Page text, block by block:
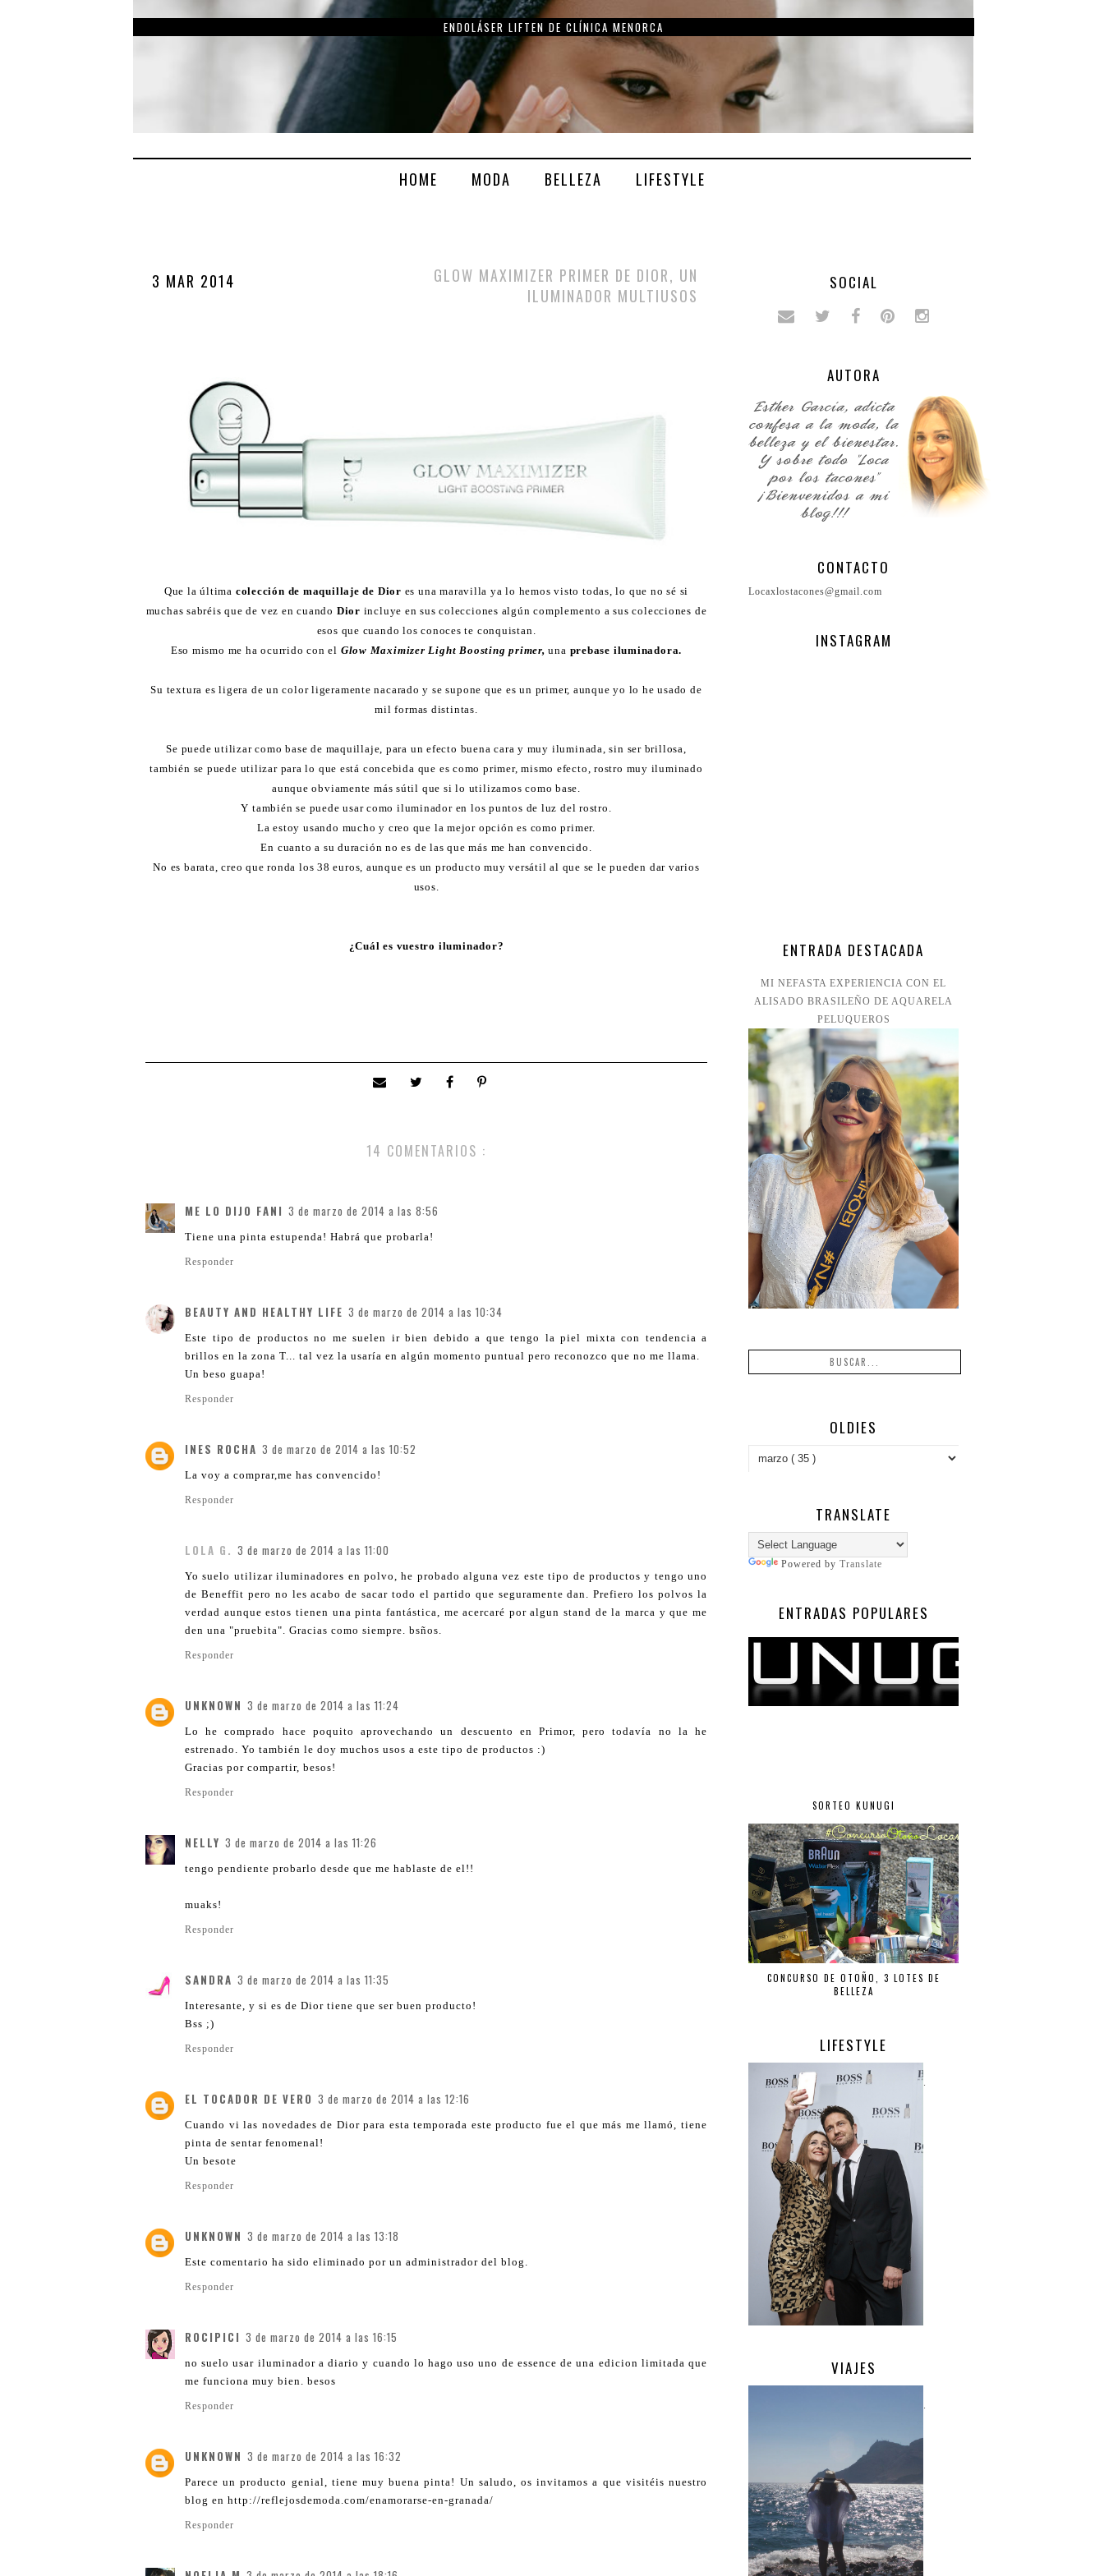
ENDOLÁSER LIFTEN DE CLÍNICA MENORCA
HOME MODA BELLEZA LIFESTYLE
3 MAR 2014
GLOW MAXIMIZER PRIMER DE DIOR, UN
ILUMINADOR MULTIUSOS
Que la última colección de maquillaje de Dior es una maravilla ya lo hemos visto todas, lo que no sé si
muchas sabréis que de vez en cuando Dior incluye en sus colecciones algún complemento a sus colecciones de
esos que cuando los conoces te conquistan.
Eso mismo me ha ocurrido con el Glow Maximizer Light Boosting primer, una prebase iluminadora.
Su textura es ligera de un color ligeramente nacarado y se supone que es un primer, aunque yo lo he usado de
mil formas distintas.
Se puede utilizar como base de maquillaje, para un efecto buena cara y muy iluminada, sin ser brillosa,
también se puede utilizar para lo que está concebida que es como primer, mismo efecto, rostro muy iluminado
aunque obviamente más sútil que si lo utilizamos como base.
Y también se puede usar como iluminador en los puntos de luz del rostro.
La estoy usando mucho y creo que la mejor opción es como primer.
En cuanto a su duración no es de las que más me han convencido.
No es barata, creo que ronda los 38 euros, aunque es un producto muy versátil al que se le pueden dar varios
usos.
¿Cuál es vuestro iluminador?
14 COMENTARIOS :
ME LO DIJO FANI 3 de marzo de 2014 a las 8:56
Tiene una pinta estupenda! Habrá que probarla!
Responder
BEAUTY AND HEALTHY LIFE 3 de marzo de 2014 a las 10:34
Este tipo de productos no me suelen ir bien debido a que tengo la piel mixta con tendencia a
brillos en la zona T... tal vez la usaría en algún momento puntual pero reconozco que no me llama.
Un beso guapa!
Responder
INES ROCHA 3 de marzo de 2014 a las 10:52
La voy a comprar,me has convencido!
Responder
LOLA G. 3 de marzo de 2014 a las 11:00
Yo suelo utilizar iluminadores en polvo, he probado alguna vez este tipo de productos y tengo uno
de Beneffit pero no les acabo de sacar todo el partido que seguramente dan. Prefiero los polvos la
verdad aunque estos tienen una pinta fantástica, me acercaré por algun stand de la marca y que me
den una "pruebita". Gracias como siempre. bsños.
Responder
UNKNOWN 3 de marzo de 2014 a las 11:24
Lo he comprado hace poquito aprovechando un descuento en Primor, pero todavía no la he
estrenado. Yo también le doy muchos usos a este tipo de productos :)
Gracias por compartir, besos!
Responder
NELLY 3 de marzo de 2014 a las 11:26
tengo pendiente probarlo desde que me hablaste de el!!
muaks!
Responder
SANDRA 3 de marzo de 2014 a las 11:35
Interesante, y si es de Dior tiene que ser buen producto!
Bss ;)
Responder
EL TOCADOR DE VERO 3 de marzo de 2014 a las 12:16
Cuando vi las novedades de Dior para esta temporada este producto fue el que más me llamó, tiene
pinta de sentar fenomenal!
Un besote
Responder
UNKNOWN 3 de marzo de 2014 a las 13:18
Este comentario ha sido eliminado por un administrador del blog.
Responder
ROCIPICI 3 de marzo de 2014 a las 16:15
no suelo usar iluminador a diario y cuando lo hago uso uno de essence de una edicion limitada que
me funciona muy bien. besos
Responder
UNKNOWN 3 de marzo de 2014 a las 16:32
Parece un producto genial, tiene muy buena pinta! Un saludo, os invitamos a que visitéis nuestro
blog en http://reflejosdemoda.com/enamorarse-en-granada/
Responder
SOCIAL
AUTORA
CONTACTO
Locaxlostacones@gmail.com
INSTAGRAM
ENTRADA DESTACADA
MI NEFASTA EXPERIENCIA CON EL
ALISADO BRASILEÑO DE AQUARELA
PELUQUEROS
OLDIES
TRANSLATE
Powered by Translate
ENTRADAS POPULARES
SORTEO KUNUGI
CONCURSO DE OTOÑO, 3 LOTES DE
BELLEZA
LIFESTYLE
.
VIAJES
.